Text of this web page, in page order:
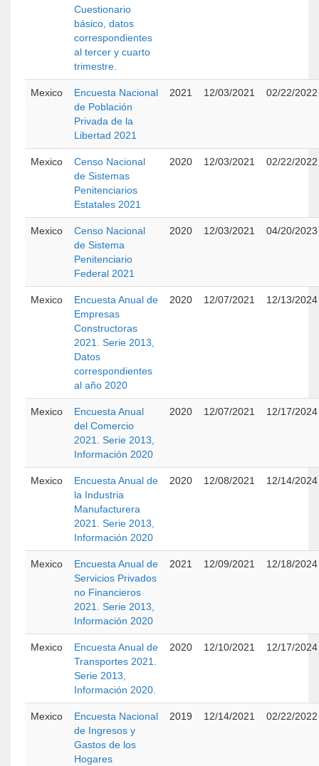
Cuestionario
básico, datos
correspondientes
al tercer y cuarto
trimestre.
Mexico
Encuesta Nacional
de Población
Privada de la
Libertad 2021
2021 12/03/2021 02/22/2022
Mexico
Censo Nacional
de Sistemas
Penitenciarios
Estatales 2021
2020 12/03/2021 02/22/2022
Mexico
Censo Nacional
de Sistema
Penitenciario
Federal 2021
2020 12/03/2021 04/20/2023
Mexico
Encuesta Anual de
Empresas
Constructoras
2021. Serie 2013,
Datos
correspondientes
al año 2020
2020 12/07/2021 12/13/2024
Mexico
Encuesta Anual
del Comercio
2021. Serie 2013,
Información 2020
2020 12/07/2021 12/17/2024
Mexico
Encuesta Anual de
la Industria
Manufacturera
2021. Serie 2013,
Información 2020
2020 12/08/2021 12/14/2024
Mexico
Encuesta Anual de
Servicios Privados
no Financieros
2021. Serie 2013,
Información 2020
2021 12/09/2021 12/18/2024
Mexico
Encuesta Anual de
Transportes 2021.
Serie 2013,
Información 2020.
2020 12/10/2021 12/17/2024
Mexico
Encuesta Nacional
de Ingresos y
Gastos de los
Hogares
2019 12/14/2021 02/22/2022